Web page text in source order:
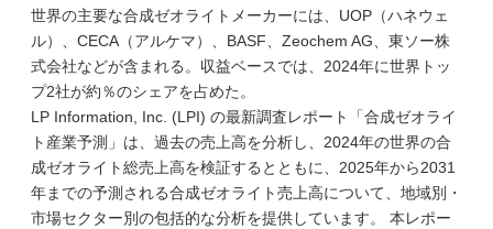
世界の主要な合成ゼオライトメーカーには、UOP（ハネウェ
ル）、CECA（アルケマ）、BASF、Zeochem AG、東ソー株
式会社などが含まれる。収益ベースでは、2024年に世界トッ
プ2社が約％のシェアを占めた。
LP Information, Inc. (LPI) の最新調査レポート「合成ゼオライ
ト産業予測」は、過去の売上高を分析し、2024年の世界の合
成ゼオライト総売上高を検証するとともに、2025年から2031
年までの予測される合成ゼオライト売上高について、地域別・
市場セクター別の包括的な分析を提供しています。 本レポー